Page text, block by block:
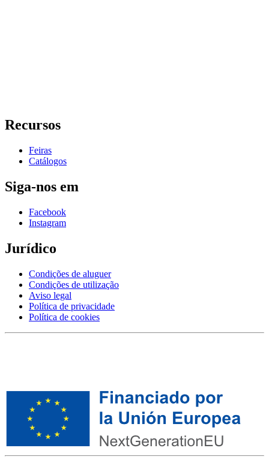
Recursos
Feiras
Catálogos
Siga-nos em
Facebook
Instagram
Jurídico
Condições de aluguer
Condições de utilização
Aviso legal
Política de privacidade
Política de cookies